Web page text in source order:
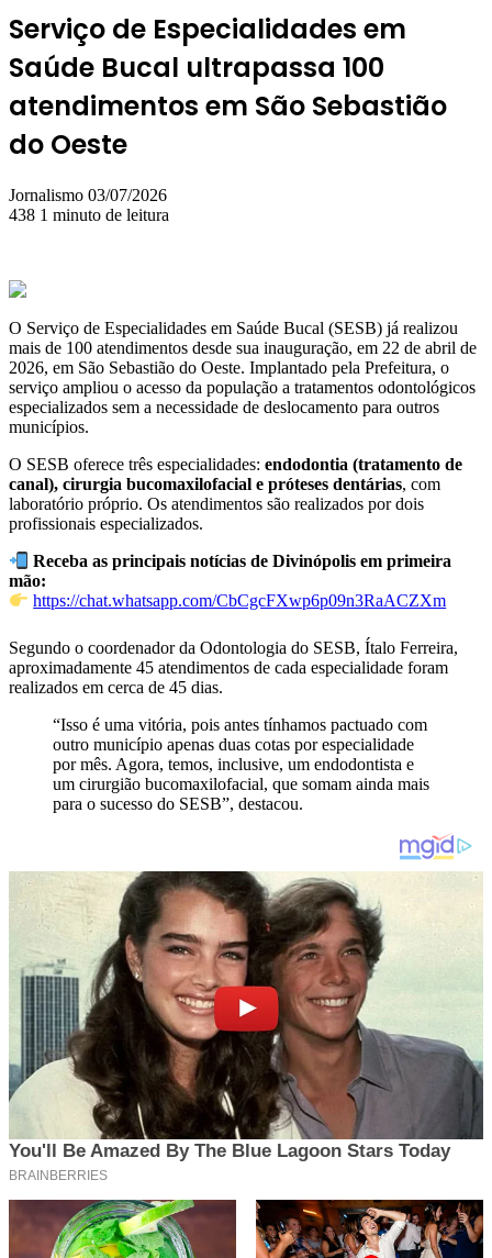
Serviço de Especialidades em
Saúde Bucal ultrapassa 100
atendimentos em São Sebastião
do Oeste
Jornalismo Mande
um
03/07/2026
438 1 minuto de leitura
O Serviço de Especialidades em Saúde Bucal (SESB) já realizou
mais de 100 atendimentos desde sua inauguração, em 22 de abril de
2026, em São Sebastião do Oeste. Implantado pela Prefeitura, o
serviço ampliou o acesso da população a tratamentos odontológicos
especializados sem a necessidade de deslocamento para outros
municípios.
O SESB oferece três especialidades: endodontia (tratamento de
canal), cirurgia bucomaxilofacial e próteses dentárias, com
laboratório próprio. Os atendimentos são realizados por dois
profissionais especializados.
Receba as principais notícias de Divinópolis em primeira
mão:
https://chat.whatsapp.com/CbCgcFXwp6p09n3RaACZXm
Segundo o coordenador da Odontologia do SESB, Ítalo Ferreira,
aproximadamente 45 atendimentos de cada especialidade foram
realizados em cerca de 45 dias.
“Isso é uma vitória, pois antes tínhamos pactuado com
outro município apenas duas cotas por especialidade
por mês. Agora, temos, inclusive, um endodontista e
um cirurgião bucomaxilofacial, que somam ainda mais
para o sucesso do SESB”, destacou.